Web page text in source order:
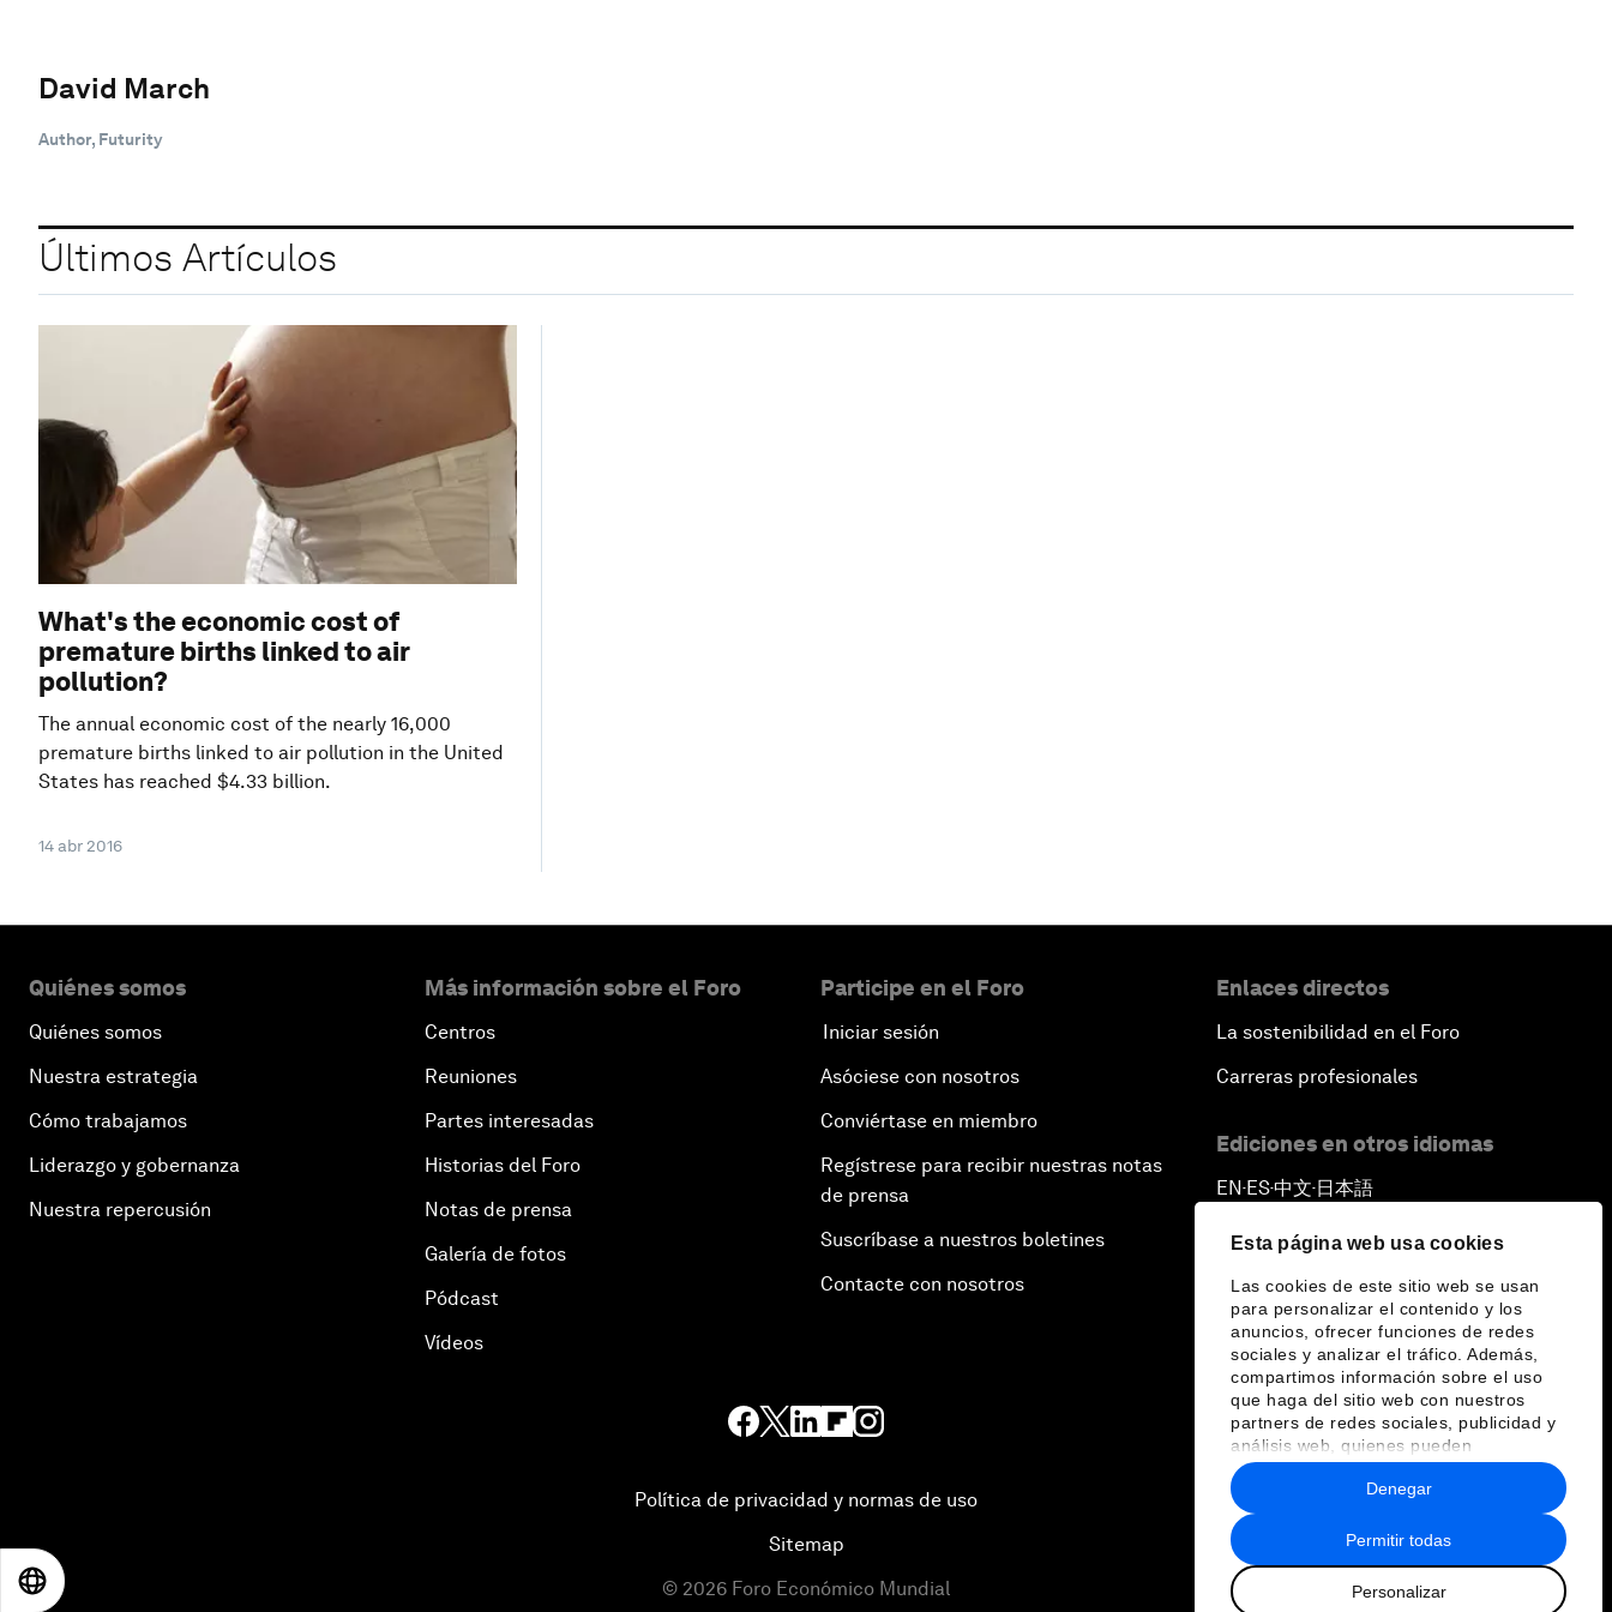
Esta página web usa cookies
Las cookies de este sitio web se usan
para personalizar el contenido y los
anuncios, ofrecer funciones de redes
sociales y analizar el tráfico. Además,
compartimos información sobre el uso
que haga del sitio web con nuestros
partners de redes sociales, publicidad y
análisis web, quienes pueden
combinarla con otra información que les
haya proporcionado o que hayan
recopilado a partir del uso que haya
hecho de sus servicios.
Permitir todas
Personalizar
Denegar
David March
Author, Futurity
Últimos Artículos
What's the economic cost of
premature births linked to air
pollution?
The annual economic cost of the nearly 16,000
premature births linked to air pollution in the United
States has reached $4.33 billion.
14 abr 2016
Quiénes somos
Quiénes somos
Nuestra estrategia
Cómo trabajamos
Liderazgo y gobernanza
Nuestra repercusión
Más información sobre el Foro
Centros
Reuniones
Partes interesadas
Historias del Foro
Notas de prensa
Galería de fotos
Pódcast
Vídeos
Participe en el Foro
Iniciar sesión
Asóciese con nosotros
Conviértase en miembro
Regístrese para recibir nuestras notas
de prensa
Suscríbase a nuestros boletines
Contacte con nosotros
Enlaces directos
La sostenibilidad en el Foro
Carreras profesionales
Ediciones en otros idiomas
EN ▪ES▪中文▪ 日本語
Política de privacidad y normas de uso
Sitemap
© 2026 Foro Económico Mundial